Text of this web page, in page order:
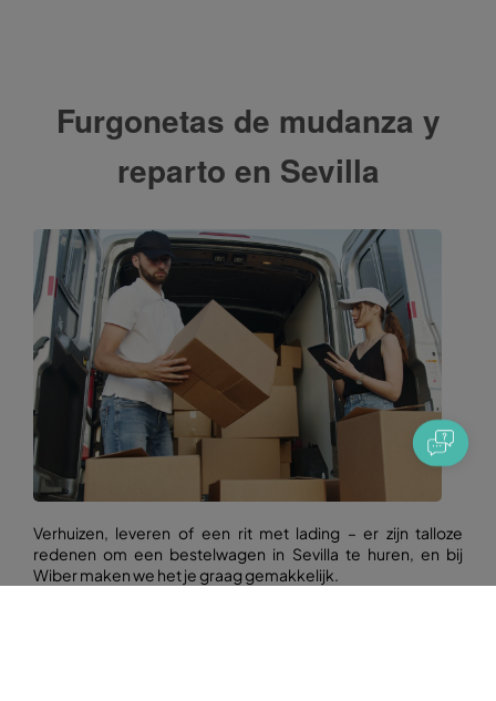
Furgonetas de mudanza y
reparto en Sevilla
Verhuizen, leveren of een rit met lading – er zijn talloze
redenen om een bestelwagen in Sevilla te huren, en bij
Wiber maken we het je graag gemakkelijk.